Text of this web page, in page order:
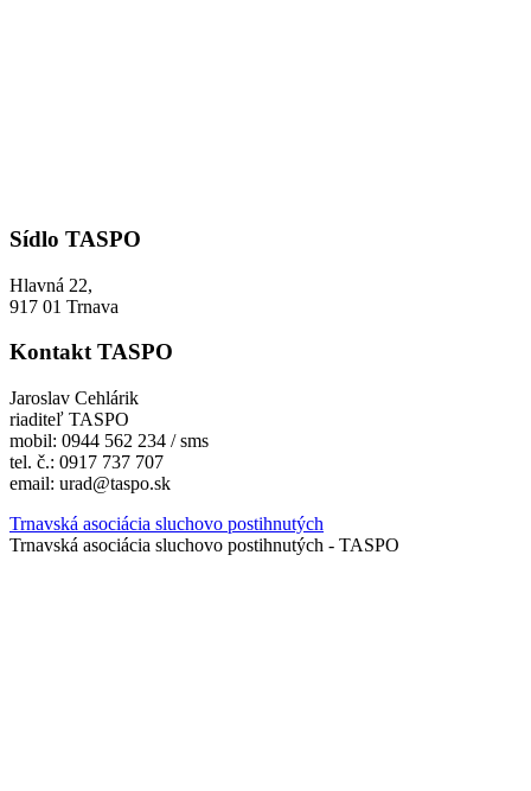
Sídlo TASPO
Hlavná 22,
917 01 Trnava
Kontakt TASPO
Jaroslav Cehlárik
riaditeľ TASPO
mobil: 0944 562 234 / sms
tel. č.: 0917 737 707
email: urad@taspo.sk
Trnavská asociácia sluchovo postihnutých
Trnavská asociácia sluchovo postihnutých - TASPO